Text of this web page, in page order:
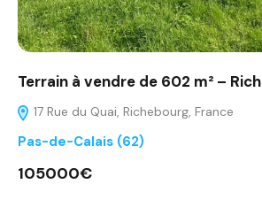
Terrain à vendre de 602 m² –
17 Rue du Quai, Richebourg, France
Pas-de-Calais (62)
105000€